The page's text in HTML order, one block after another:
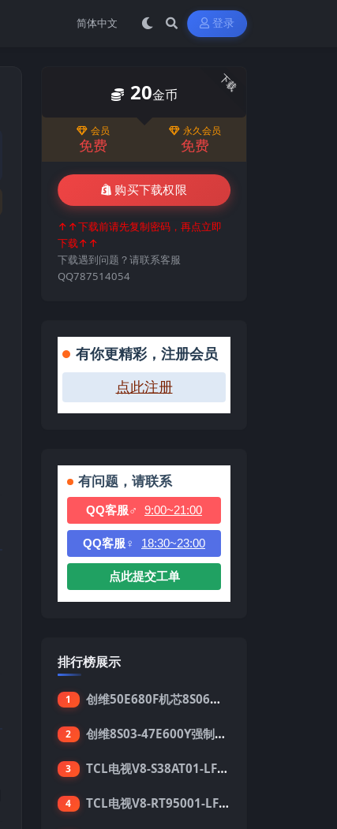
登录
下载
20金币
会员
免费
永久会员
免费
购买下载权限
↑↑下载前请先复制密码，再点立即
下载↑↑
下载遇到问题？请联系客服
QQ787514054
有你更精彩，注册会员
点此注册
有问题，请联系
QQ客服♂ 9:00~21:00
QQ客服♀ 18:30~23:00
点此提交工单
排行榜展示
1 创维50E680F机芯8S06强制升级刷机包
2 创维8S03-47E600Y强制升级软件刷机电视固件包
3 TCL电视V8-S38AT01-LF1V123版本强刷电视固件包下载
4 TCL电视V8-RT95001-LF1V215版本强刷电视固件包下载